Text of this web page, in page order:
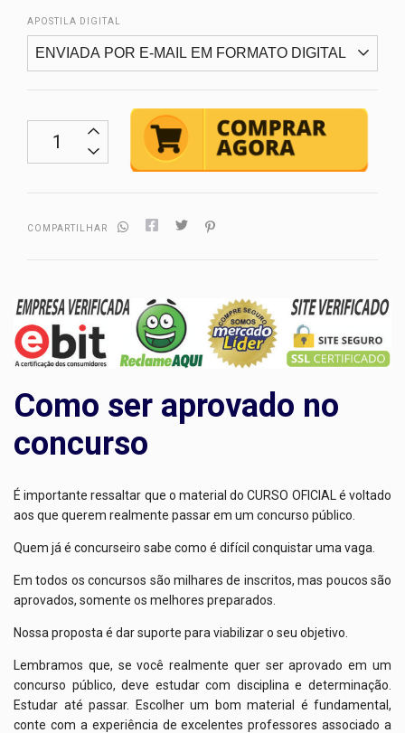
APOSTILA DIGITAL
COMPARTILHAR
Como ser aprovado no
concurso
É importante ressaltar que o material do CURSO OFICIAL é voltado
aos que querem realmente passar em um concurso público.
Quem já é concurseiro sabe como é difícil conquistar uma vaga.
Em todos os concursos são milhares de inscritos, mas poucos são
aprovados, somente os melhores preparados.
Nossa proposta é dar suporte para viabilizar o seu objetivo.
Lembramos que, se você realmente quer ser aprovado em um
concurso público, deve estudar com disciplina e determinação.
Estudar até passar. Escolher um bom material é fundamental,
conte com a experiência de excelentes professores associado a